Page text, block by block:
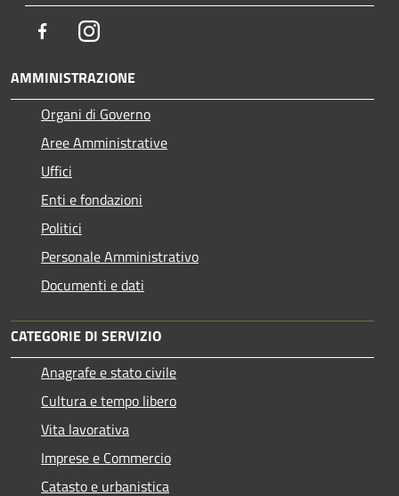
FacebookInstagram
AMMINISTRAZIONE
Organi di Governo
Aree Amministrative
Uffici
Enti e fondazioni
Politici
Personale Amministrativo
Documenti e dati
CATEGORIE DI SERVIZIO
Anagrafe e stato civile
Cultura e tempo libero
Vita lavorativa
Imprese e Commercio
Catasto e urbanistica